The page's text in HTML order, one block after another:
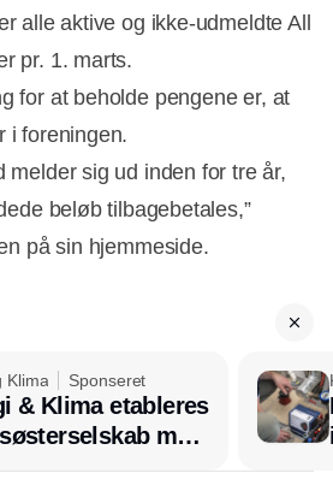
alle aktive og ikke-udmeldte All
pr. 1. marts.
for at beholde pengene er, at
i foreningen.
melder sig ud inden for tre år,
beløb tilbagebetales,”
på sin hjemmeside.
Klima Sponseret
& Klima etableres
med
Ventilation